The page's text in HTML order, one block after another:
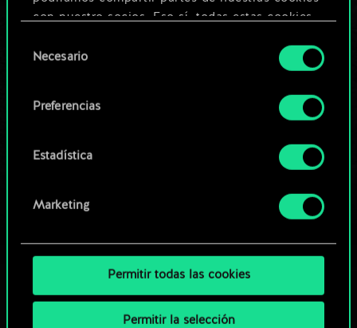
con nuestro socios. Eso sí, todas estas cookies
Encontrarás todos los detalles sobre nuestro uso
preferencias al respecto en el menú «Ajustes» de
deNecesario
Preferencias
Estadística
Marketing
Permitir todas las cookies
Permitir la selección
Editar baraja
Explorar las barajas de la